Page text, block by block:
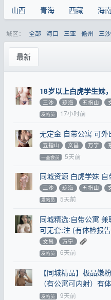
山西
青海 西藏 海
城区： 全部 海口 三亚 儋州 三沙
最新
18岁以上白虎学生妹
三沙
琼海 五指山
发帖员 17小时前
无定金 自带公寓 可外
五指山
文昌 万宁
一品会员 5天前
同城资源 白虎学妹
三沙
琼海 五指山
发帖员 5天前
同城精选:自带公寓
可无套:注 (有体检报
文昌
万宁
发帖员 6天前
【同城精品】极品嫩
（有公寓可内射）有
发帖员 9天前